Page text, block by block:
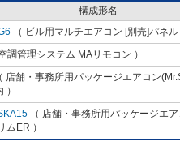
構成形名
（ ビル用マルチエアコン [別売]パネル
調管理システム MAリモコン ）
店舗・事務所用パッケージエアコン
（ 店舗・事務所用パッケージエ
ムER ）